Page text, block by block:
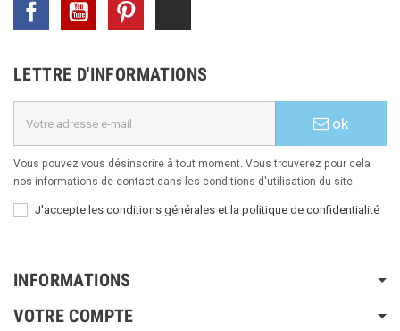
LETTRE D'INFORMATIONS
ok
Vous pouvez vous désinscrire à tout moment. Vous trouverez pour cela
nos informations de contact dans les conditions d'utilisation du site.
J'accepte les conditions générales et la politique de confidentialité
INFORMATIONS
VOTRE COMPTE